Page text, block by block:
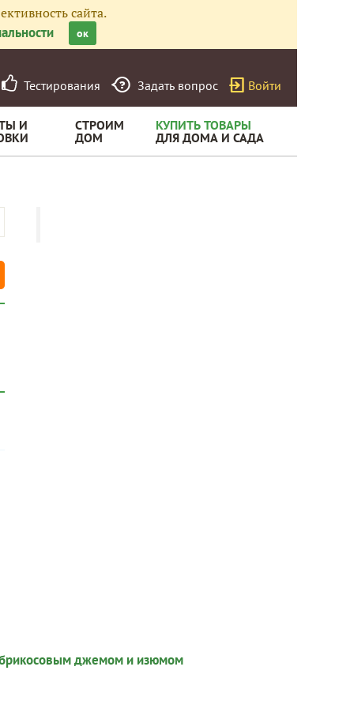
сайта.
ок
Тестирования Задать вопрос Войти
И
СТРОИМ
ДОМ
КУПИТЬ ТОВАРЫ
ДЛЯ ДОМА И САДА